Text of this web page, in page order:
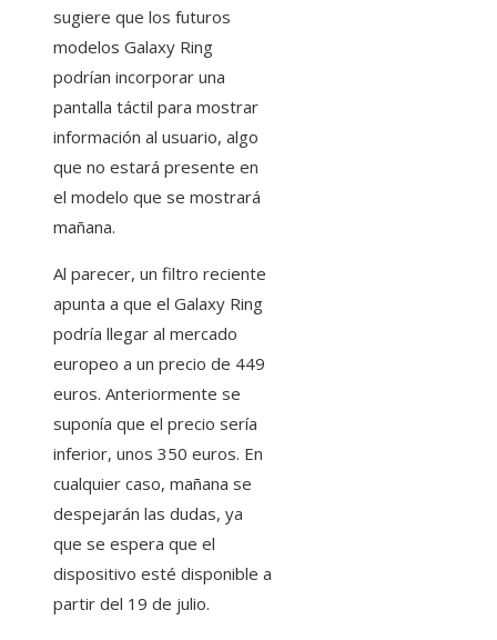
sugiere que los futuros
modelos Galaxy Ring
podrían incorporar una
pantalla táctil para mostrar
información al usuario, algo
que no estará presente en
el modelo que se mostrará
mañana.
Al parecer, un filtro reciente
apunta a que el Galaxy Ring
podría llegar al mercado
europeo a un precio de 449
euros. Anteriormente se
suponía que el precio sería
inferior, unos 350 euros. En
cualquier caso, mañana se
despejarán las dudas, ya
que se espera que el
dispositivo esté disponible a
partir del 19 de julio.